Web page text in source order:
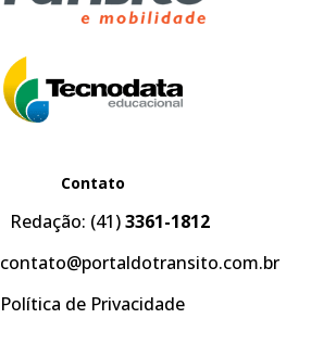
Contato
Redação: (41)3361-1812
contato@portaldotransito.com.br
Política de Privacidade